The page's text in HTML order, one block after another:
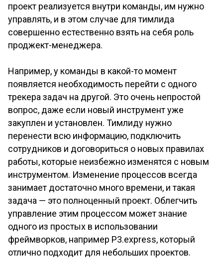
проект реализуется внутри команды, им нужно
управлять, и в этом случае для тимлида
совершенно естественно взять на себя роль
проджект-менеджера.
Например, у команды в какой-то момент
появляется необходимость перейти с одного
трекера задач на другой. Это очень непростой
вопрос, даже если новый инструмент уже
закуплен и установлен. Тимлиду нужно
перенести всю информацию, подключить
сотрудников и договориться о новых правилах
работы, которые неизбежно изменятся с новым
инструментом. Изменение процессов всегда
занимает достаточно много времени, и такая
задача — это полноценный проект. Облегчить
управление этим процессом может знание
одного из простых в использовании
фреймворков, например P3.express, который
отлично подходит для небольших проектов.